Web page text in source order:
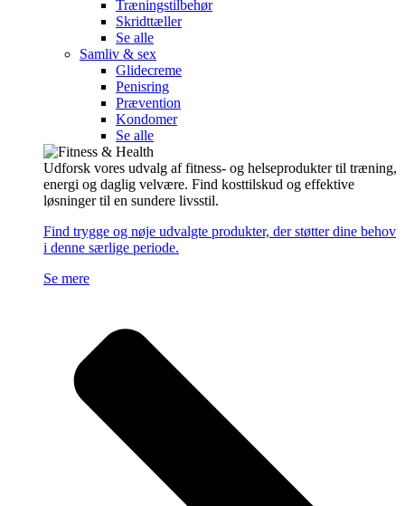
Træningstilbehør
Skridttæller
Se alle
Samliv & sex
Glidecreme
Penisring
Prævention
Kondomer
Se alle
Udforsk vores udvalg af fitness- og helseprodukter til træning,
energi og daglig velvære. Find kosttilskud og effektive
løsninger til en sundere livsstil.
Find trygge og nøje udvalgte produkter, der støtter dine behov
i denne særlige periode.
Se mere